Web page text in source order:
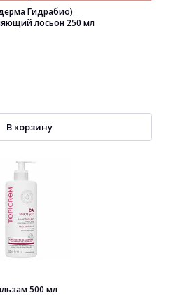
Гидрабио)
лосьон 250 мл
В корзину
500 мл